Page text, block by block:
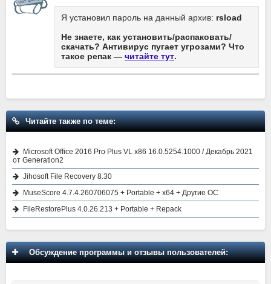
Я установил пароль на данный архив: rsload
Не знаете, как установить/распаковать/
скачать? Антивирус пугает угрозами? Что
такое репак — читайте тут.
Читайте также по теме:
Microsoft Office 2016 Pro Plus VL x86 16.0.5254.1000 / Декабрь 2021
от Generation2
Jihosoft File Recovery 8.30
MuseScore 4.7.4.260706075 + Portable + x64 + Другие ОС
FileRestorePlus 4.0.26.213 + Portable + Repack
Обсуждение программы и отзывы пользователей: